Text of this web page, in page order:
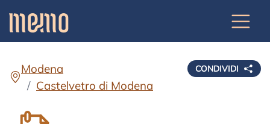
CONDIVIDI
Modena
Castelvetro di Modena